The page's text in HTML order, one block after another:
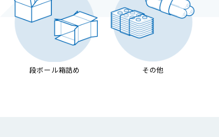
段ボール箱詰め その他